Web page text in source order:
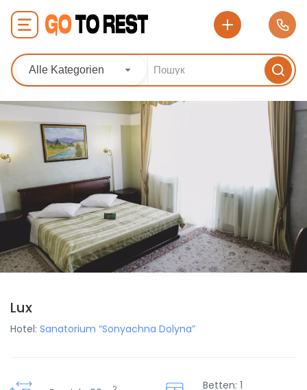
Alle Kategorien
Lux
Hotel: Sanatorium “Sonyachna Dolyna”
Betten: 1